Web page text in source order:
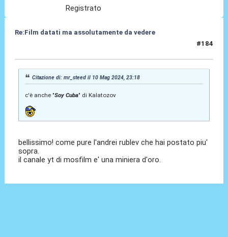
Registrato
Re:Film datati ma assolutamente da vedere
#184
Citazione di: mr_steed il 10 Mag 2024, 23:18
c'è anche "Soy Cuba" di Kalatozov
bellissimo! come pure l'andrei rublev che hai postato piu'
sopra.
il canale yt di mosfilm e' una miniera d'oro.